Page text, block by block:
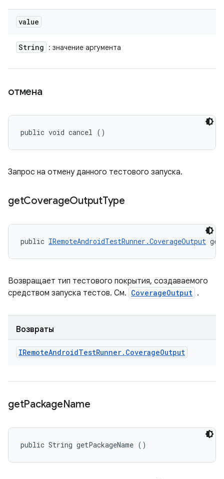
value
String : значение аргумента
отмена
public void cancel ()
Запрос на отмену данного тестового запуска.
getCoverageOutputType
public IRemoteAndroidTestRunner.CoverageOutput
Возвращает тип тестового покрытия, создаваемого
средством запуска тестов. См. CoverageOutput .
Возвраты
IRemoteAndroidTestRunner. CoverageOutput
getPackageName
public String getPackageName ()